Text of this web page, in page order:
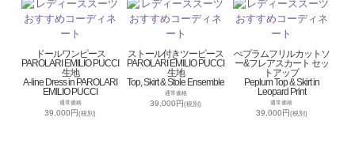
ドールワンピース
PAROLARI EMILIO PUCCI
生地
A-line Dress in PAROLARI
EMILIO PUCCI
通常価格
39,000円(税別)
ストール付きツーピース
PAROLARI EMILIO PUCCI
生地
Top, Skirt & Stole Ensemble
通常価格
39,000円(税別)
ぺプラムフリルカットソ
ー&フレアスカート セッ
トアップ
Peplum Top & Skirt in
Leopard Print
通常価格
39,000円(税別)